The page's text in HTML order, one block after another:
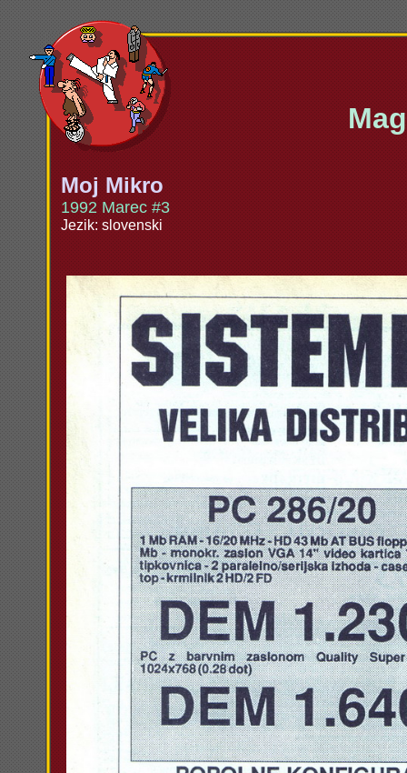
Moj Mikro
1992 Marec #3
Jezik: slovenski